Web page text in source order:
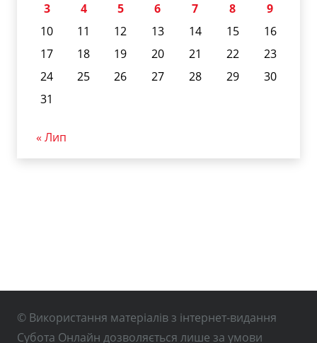
3
4 5 6 7 8
9
10
11 12 13 14 15
16
17
18 19 20 21 22
23
24
25 26 27 28 29
30
31
« Лип
© Використання матеріалів з інтернет-видання
Субота Онлайн дозволяється лише за умови